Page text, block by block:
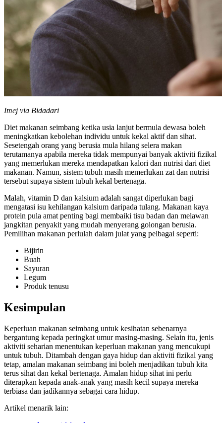
Imej via Bidadari
Diet makanan seimbang ketika usia lanjut bermula dewasa boleh
meningkatkan kebolehan individu untuk kekal aktif dan sihat.
Sesetengah orang yang berusia mula hilang selera makan
terutamanya apabila mereka tidak mempunyai banyak aktiviti fizikal
yang memerlukan mereka mendapatkan kalori dan nutrisi dari diet
makanan. Namun, sistem tubuh masih memerlukan zat dan nutrisi
tersebut supaya sistem tubuh kekal bertenaga.
Malah, vitamin D dan kalsium adalah sangat diperlukan bagi
mengatasi isu kehilangan kalsium daripada tulang. Makanan kaya
protein pula amat penting bagi membaiki tisu badan dan melawan
jangkitan penyakit yang mudah menyerang golongan berusia.
Pemilihan makanan perlulah dalam julat yang pelbagai seperti:
Bijirin
Buah
Sayuran
Legum
Produk tenusu
Kesimpulan
Keperluan makanan seimbang untuk kesihatan sebenarnya
bergantung kepada peringkat umur masing-masing. Selain itu, jenis
aktiviti seharian menentukan keperluan makanan yang mencukupi
untuk tubuh. Ditambah dengan gaya hidup dan aktiviti fizikal yang
tetap, amalan makanan seimbang ini boleh menjadikan tubuh kita
terus sihat dan kekal bertenaga. Amalan hidup sihat ini perlu
diterapkan kepada anak-anak yang masih kecil supaya mereka
terbiasa dan jadikannya sebagai cara hidup.
Artikel menarik lain: